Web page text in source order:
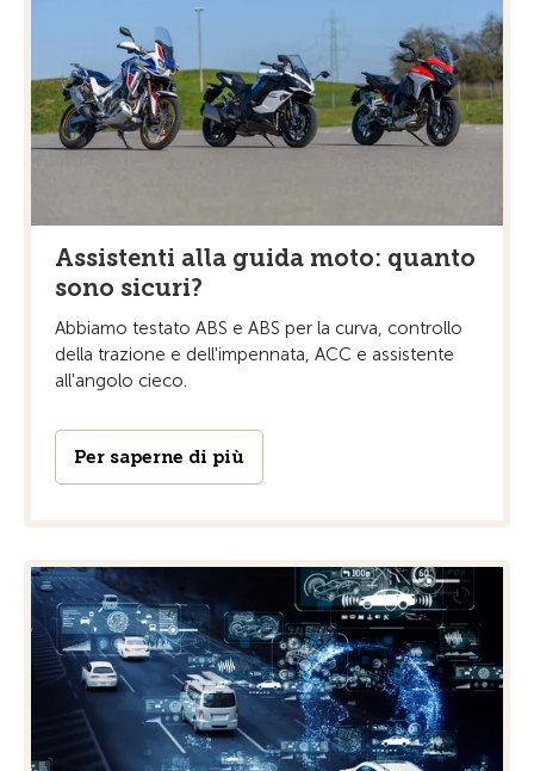
Assistenti alla guida moto: quanto
sono sicuri?
Abbiamo testato ABS e ABS per la curva, controllo
della trazione e dell'impennata, ACC e assistente
all'angolo cieco.
Per saperne di più